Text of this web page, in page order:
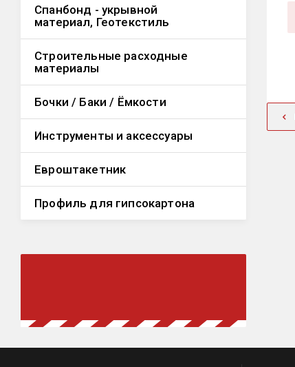
Спанбонд - укрывной
материал, Геотекстиль
Строительные расходные
материалы
Бочки / Баки / Ёмкости
Инструменты и аксессуары
Евроштакетник
Профиль для гипсокартона